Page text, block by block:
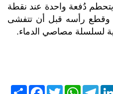
دُفعة واحدة عند نقطة
وقطع رأسه قبل أن تتفشى
لسلسلة مصاصي الدماء.
S F T W T